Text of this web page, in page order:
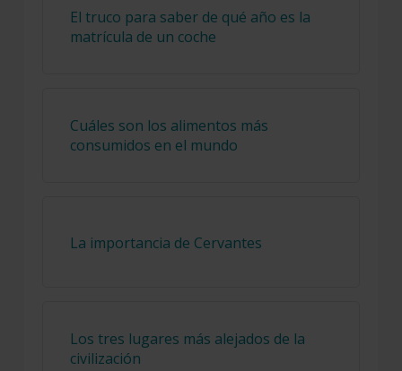
El truco para saber de qué año es la
matrícula de un coche
Cuáles son los alimentos más
consumidos en el mundo
La importancia de Cervantes
Los tres lugares más alejados de la
civilización